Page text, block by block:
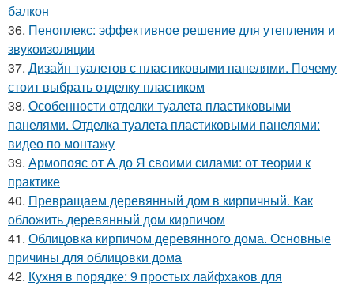
балкон
36. Пеноплекс: эффективное решение для утепления и
звукоизоляции
37. Дизайн туалетов с пластиковыми панелями. Почему
стоит выбрать отделку пластиком
38. Особенности отделки туалета пластиковыми
панелями. Отделка туалета пластиковыми панелями:
видео по монтажу
39. Армопояс от А до Я своими силами: от теории к
практике
40. Превращаем деревянный дом в кирпичный. Как
обложить деревянный дом кирпичом
41. Облицовка кирпичом деревянного дома. Основные
причины для облицовки дома
42. Кухня в порядке: 9 простых лайфхаков для